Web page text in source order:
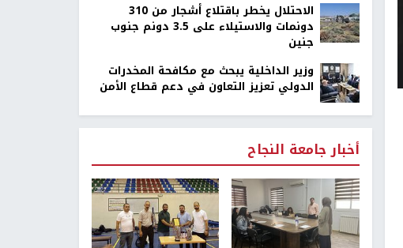
الاحتلال يخطر باقتلاع أشجار من 310
دونمات والاستيلاء على 3.5 دونم جنوب
جنين
وزير الداخلية يبحث مع مكافحة المخدرات
الدولي تعزيز التعاون في دعم قطاع الأمن
أخبار جامعة النجاح